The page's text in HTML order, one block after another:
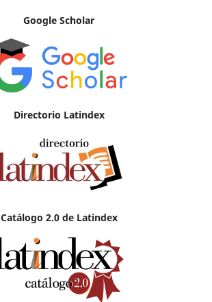
Google Scholar
Directorio Latindex
Catálogo 2.0 de Latindex